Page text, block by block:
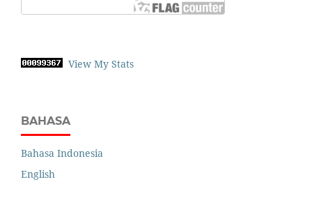
View My Stats
BAHASA
Bahasa Indonesia
English